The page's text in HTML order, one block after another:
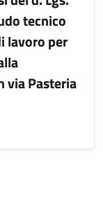
tecnico
lavoro per
via Pasteria